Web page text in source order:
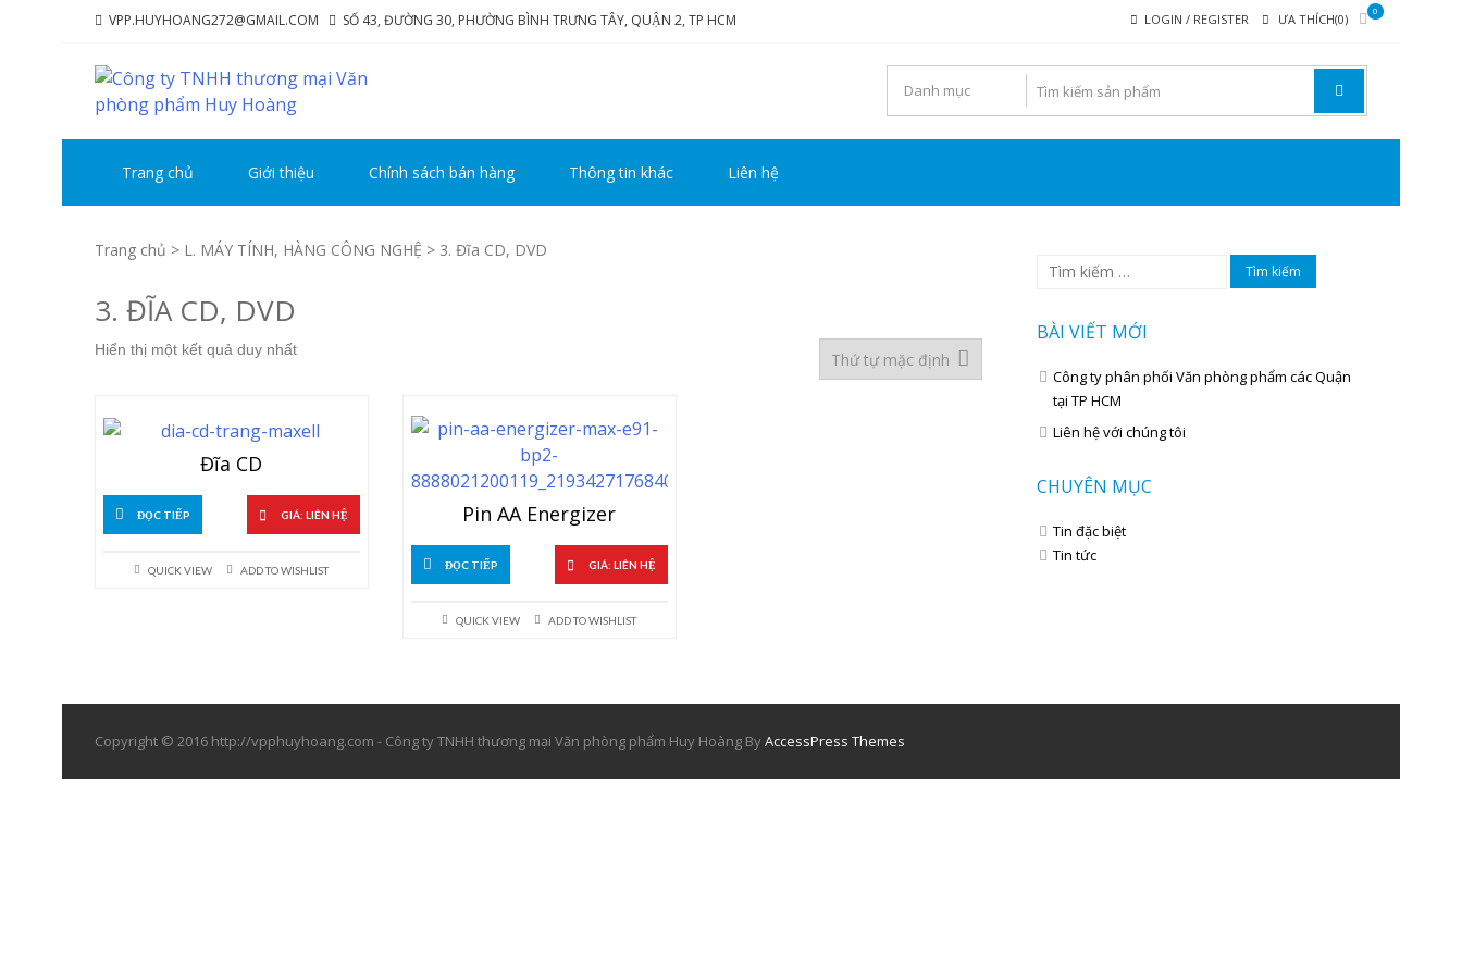
navigation
content
VPP.HUYHOANG272@GMAIL.COM SỐ 43, ĐƯỜNG 30, PHƯỜNG BÌNH TRƯNG TÂY, QUẬN 2, TP HCM LOGIN / REGISTER ƯA THÍCH(0)
0
CÔNG TY TNHH THƯƠNG MẠI VĂN PHÒNG PHẨM
HUY HOÀNG
Trang chủ Giới thiệu Chính sách bán hàng Thông tin khác Liên hệ
Trang chủ > L. MÁY TÍNH, HÀNG CÔNG NGHỆ > 3. Đĩa CD, DVD
3. ĐĨA CD, DVD
Hiển thị một kết quả duy nhất
Đĩa CD
ĐỌC TIẾP GIÁ: LIÊN HỆ
QUICK VIEW ADD TO WISHLIST
Pin AA Energizer
ĐỌC TIẾP GIÁ: LIÊN HỆ
QUICK VIEW ADD TO WISHLIST
Tìm
kiếm
BÀI VIẾT MỚI
Công ty phân phối Văn phòng phẩm các Quận
tại TP HCM
Liên hệ với chúng tôi
CHUYÊN MỤC
Tin đặc biệt
Tin tức
Copyright © 2016 http://vpphuyhoang.com - Công ty TNHH thương mại Văn phòng phẩm Huy Hoàng ByAccessPress Themes